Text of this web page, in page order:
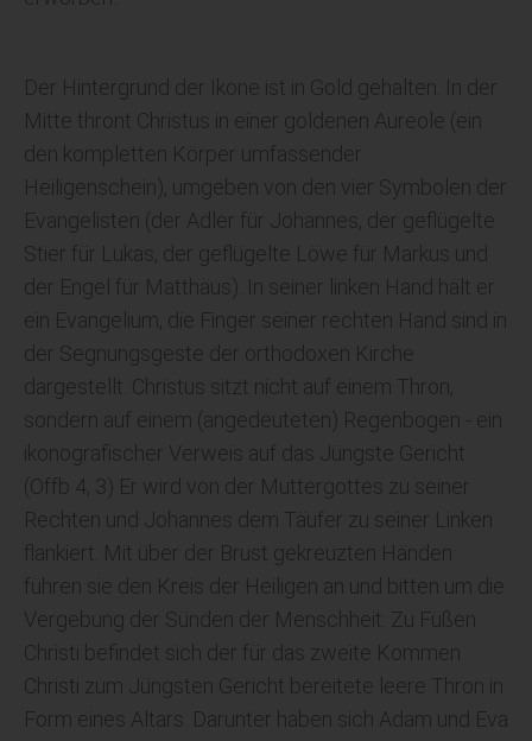
Der Hintergrund der Ikone ist in Gold gehalten. In der
Mitte thront Christus in einer goldenen Aureole (ein
den kompletten Körper umfassender
Heiligenschein), umgeben von den vier Symbolen der
Evangelisten (der Adler für Johannes, der geflügelte
Stier für Lukas, der geflügelte Löwe für Markus und
der Engel für Matthäus). In seiner linken Hand hält er
ein Evangelium, die Finger seiner rechten Hand sind in
der Segnungsgeste der orthodoxen Kirche
dargestellt. Christus sitzt nicht auf einem Thron,
sondern auf einem (angedeuteten) Regenbogen - ein
ikonografischer Verweis auf das Jüngste Gericht
(Offb 4, 3) Er wird von der Muttergottes zu seiner
Rechten und Johannes dem Täufer zu seiner Linken
flankiert. Mit über der Brust gekreuzten Händen
führen sie den Kreis der Heiligen an und bitten um die
Vergebung der Sünden der Menschheit. Zu Füßen
Christi befindet sich der für das zweite Kommen
Christi zum Jüngsten Gericht bereitete leere Thron in
Form eines Altars. Darunter haben sich Adam und Eva